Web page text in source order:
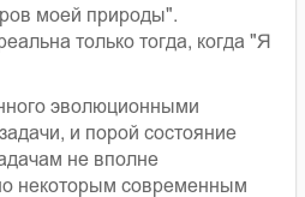
моей природы".
только тогда, когда "Я
эволюционными
и порой состояние
не вполне
некоторым современным